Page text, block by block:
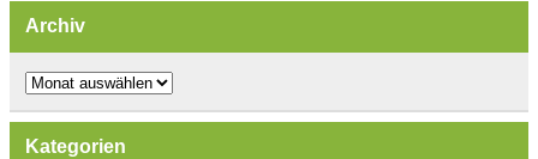
Archiv
Archiv
Kategorien